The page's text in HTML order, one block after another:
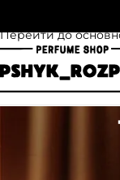
Перейти до